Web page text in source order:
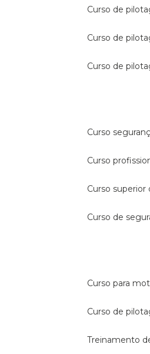
curso de
curso de
curso de
curso
curso
curso
curso de
curso para
curso de
treinamento